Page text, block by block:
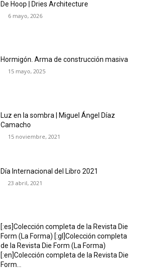
De Hoop | Dries Architecture
6 mayo, 2026
Hormigón. Arma de construcción masiva
15 mayo, 2025
Luz en la sombra | Miguel Ángel Díaz
Camacho
15 noviembre, 2021
Día Internacional del Libro 2021
23 abril, 2021
[:es]Colección completa de la Revista Die
Form (La Forma) [:gl]Colección completa
de la Revista Die Form (La Forma)
[:en]Colección completa de la Revista Die
Form...